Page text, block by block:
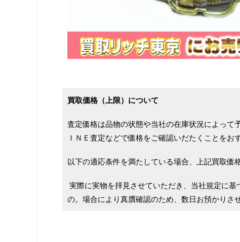
買取価格（上限）について
査定価格は品物の状態や当社の在庫状況によって
ＩＮＥ査定などで価格をご確認いだたくことをお
以下の適応条件を満たしている場合、上記買取価
実際に実物を拝見させていただき、当社規定に
の。場合により真贋確認のため、数日お預かりさ